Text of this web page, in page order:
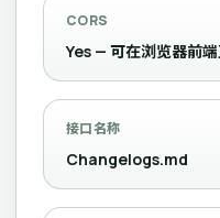
CORS
Yes — 可在浏览器前
接口名称
Changelogs.md